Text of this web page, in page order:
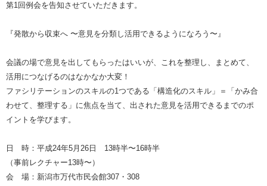
第1回例会を告知させていただきます。
『発散から収束へ 〜意見を分類し活用できるようになろう〜』
会議の場で意見を出してもらったはいいが、これを整理し、まとめて、
活用につなげるのはなかなか大変！
ファシリテーションのスキルの1つである「構造化のスキル」＝「かみ合
わせて、整理する」に焦点を当て、出された意見を活用できるまでのポ
イントを学びます。
日 時：平成24年5月26日 13時半〜16時半
（事前レクチャー13時〜）
会 場：新潟市万代市民会館307・308